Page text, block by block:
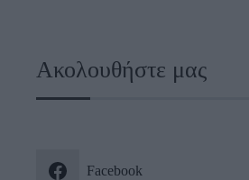
Ακολουθήστε μας
Facebook